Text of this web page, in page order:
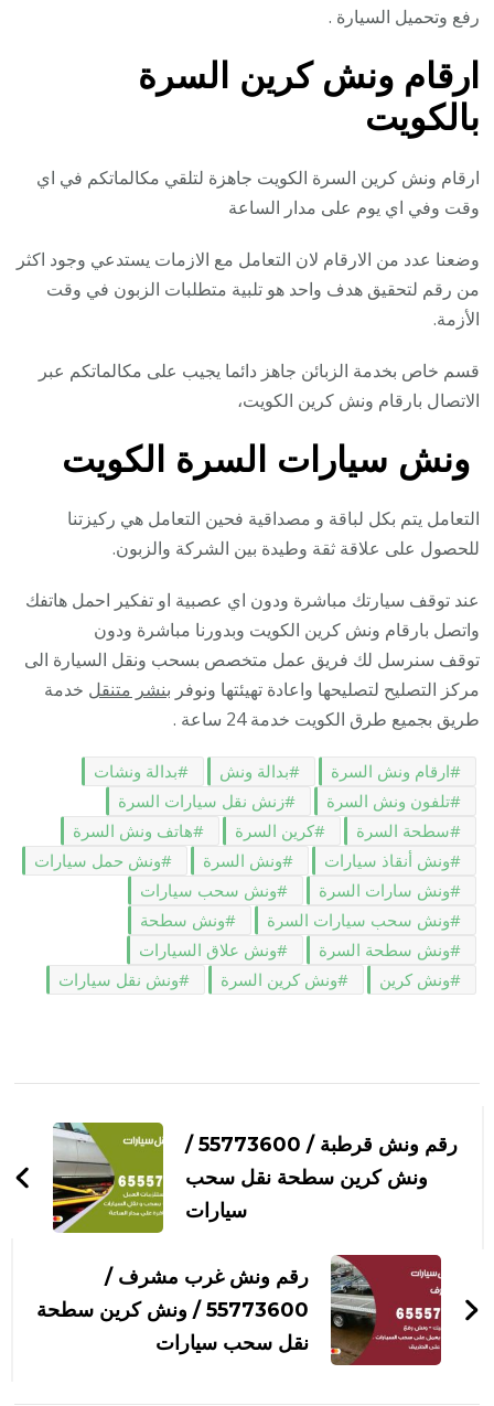
رفع وتحميل السيارة .
ارقام ونش كرين السرة
بالكويت
ارقام ونش كرين السرة الكويت جاهزة لتلقي مكالماتكم في اي
وقت وفي اي يوم على مدار الساعة
وضعنا عدد من الارقام لان التعامل مع الازمات يستدعي وجود اكثر
من رقم لتحقيق هدف واحد هو تلبية متطلبات الزبون في وقت
الأزمة.
قسم خاص بخدمة الزبائن جاهز دائما يجيب على مكالماتكم عبر
الاتصال بارقام ونش كرين الكويت،
ونش سيارات السرة الكويت
التعامل يتم بكل لباقة و مصداقية فحين التعامل هي ركيزتنا
للحصول على علاقة ثقة وطيدة بين الشركة والزبون.
عند توقف سيارتك مباشرة ودون اي عصبية او تفكير احمل هاتفك
واتصل بارقام ونش كرين الكويت وبدورنا مباشرة ودون
توقف سنرسل لك فريق عمل متخصص بسحب ونقل السيارة الى
مركز التصليح لتصليحها واعادة تهيئتها ونوفر بنشر متنقل خدمة
طريق بجميع طرق الكويت خدمة 24 ساعة .
ارقام ونش السرة بدالة ونش
بدالة ونشات
تلفون ونش السرة
زنش نقل سيارات السرة
سطحة السرة
كرين السرة
هاتف ونش السرة
ونش أنقاذ سيارات
ونش السرة
ونش حمل سيارات
ونش سارات السرة
ونش سحب سيارات
ونش سحب سيارات السرة
ونش سطحة
ونش سطحة السرة
ونش علاق السيارات
ونش كرين
ونش كرين السرة ونش نقل سيارات
بين
التدوينات
رقم ونش قرطبة / 55773600‬ /
ونش كرين سطحة نقل سحب
سيارات
رقم ونش غرب مشرف /
55773600‬ / ونش كرين سطحة
نقل سحب سيارات